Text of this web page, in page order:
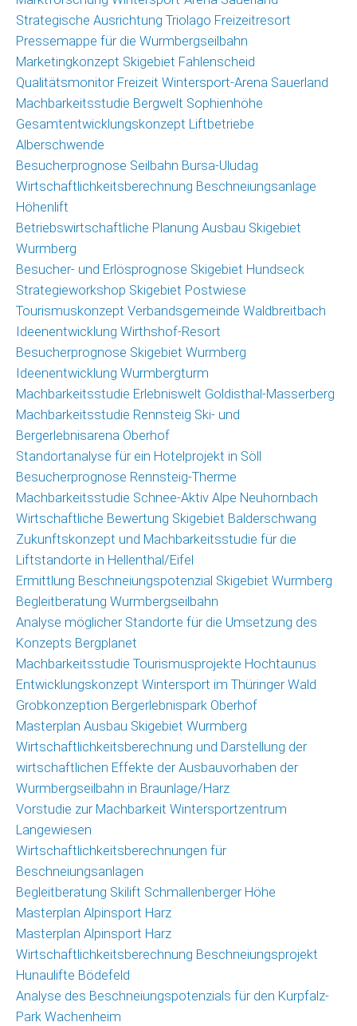
Strategische Ausrichtung Triolago Freizeitresort
Pressemappe für die Wurmbergseilbahn
Marketingkonzept Skigebiet Fahlenscheid
Qualitätsmonitor Freizeit Wintersport-Arena Sauerland
Machbarkeitsstudie Bergwelt Sophienhöhe
Gesamtentwicklungskonzept Liftbetriebe
Alberschwende
Besucherprognose Seilbahn Bursa-Uludag
Wirtschaftlichkeitsberechnung Beschneiungsanlage
Höhenlift
Betriebswirtschaftliche Planung Ausbau Skigebiet
Wurmberg
Besucher- und Erlösprognose Skigebiet Hundseck
Strategieworkshop Skigebiet Postwiese
Tourismuskonzept Verbandsgemeinde Waldbreitbach
Ideenentwicklung Wirthshof-Resort
Besucherprognose Skigebiet Wurmberg
Ideenentwicklung Wurmbergturm
Machbarkeitsstudie Erlebniswelt Goldisthal-Masserberg
Machbarkeitsstudie Rennsteig Ski- und
Bergerlebnisarena Oberhof
Standortanalyse für ein Hotelprojekt in Söll
Besucherprognose Rennsteig-Therme
Machbarkeitsstudie Schnee-Aktiv Alpe Neuhornbach
Wirtschaftliche Bewertung Skigebiet Balderschwang
Zukunftskonzept und Machbarkeitsstudie für die
Liftstandorte in Hellenthal/Eifel
Ermittlung Beschneiungspotenzial Skigebiet Wurmberg
Begleitberatung Wurmbergseilbahn
Analyse möglicher Standorte für die Umsetzung des
Konzepts Bergplanet
Machbarkeitsstudie Tourismusprojekte Hochtaunus
Entwicklungskonzept Wintersport im Thüringer Wald
Grobkonzeption Bergerlebnispark Oberhof
Masterplan Ausbau Skigebiet Wurmberg
Wirtschaftlichkeitsberechnung und Darstellung der
wirtschaftlichen Effekte der Ausbauvorhaben der
Wurmbergseilbahn in Braunlage/Harz
Vorstudie zur Machbarkeit Wintersportzentrum
Langewiesen
Wirtschaftlichkeitsberechnungen für
Beschneiungsanlagen
Begleitberatung Skilift Schmallenberger Höhe
Masterplan Alpinsport Harz
Masterplan Alpinsport Harz
Wirtschaftlichkeitsberechnung Beschneiungsprojekt
Hunaulifte Bödefeld
Analyse des Beschneiungspotenzials für den Kurpfalz-
Park Wachenheim